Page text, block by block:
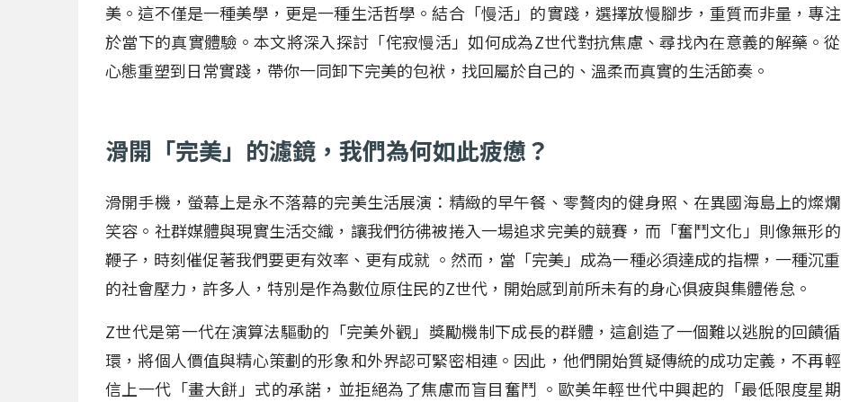
美。這不僅是一種美學，更是一種生活哲學。結合「慢活」的實踐，選擇放慢腳步，重質而非量，專注
於當下的真實體驗。本文將深入探討「侘寂慢活」如何成為Z世代對抗焦慮、尋找內在意義的解藥。從
心態重塑到日常實踐，帶你一同卸下完美的包袱，找回屬於自己的、溫柔而真實的生活節奏。
滑開「完美」的濾鏡，我們為何如此疲憊？
滑開手機，螢幕上是永不落幕的完美生活展演：精緻的早午餐、零贅肉的健身照、在異國海島上的燦爛
笑容。社群媒體與現實生活交織，讓我們彷彿被捲入一場追求完美的競賽，而「奮鬥文化」則像無形的
鞭子，時刻催促著我們要更有效率、更有成就 。然而，當「完美」成為一種必須達成的指標，一種沉重
的社會壓力，許多人，特別是作為數位原住民的Z世代，開始感到前所未有的身心俱疲與集體倦怠。
Z世代是第一代在演算法驅動的「完美外觀」獎勵機制下成長的群體，這創造了一個難以逃脫的回饋循
環，將個人價值與精心策劃的形象和外界認可緊密相連。因此，他們開始質疑傳統的成功定義，不再輕
信上一代「畫大餅」式的承諾，並拒絕為了焦慮而盲目奮鬥 。歐美年輕世代中興起的「最低限度星期